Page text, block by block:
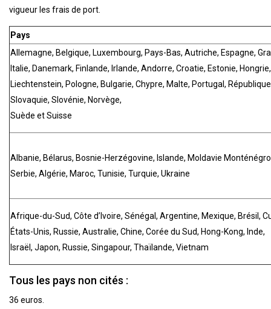
vigueur les frais de port.
Pays
Allemagne, Belgique, Luxembourg, Pays-Bas, Autriche, Espagne,
Italie, Danemark, Finlande, Irlande, Andorre, Croatie, Estonie,
Liechtenstein, Pologne, Bulgarie, Chypre, Malte, Portugal,
Slovaquie, Slovénie, Norvège,
Suède et Suisse
Albanie, Bélarus, Bosnie-Herzégovine, Islande, Moldavie
Serbie, Algérie, Maroc, Tunisie, Turquie, Ukraine
Afrique-du-Sud, Côte d’Ivoire, Sénégal, Argentine, Mexique, Brésil,
États-Unis, Russie, Australie, Chine, Corée du Sud, Hong-Kong, Inde,
Israël, Japon, Russie, Singapour, Thaïlande, Vietnam
Tous les pays non cités :
36 euros.